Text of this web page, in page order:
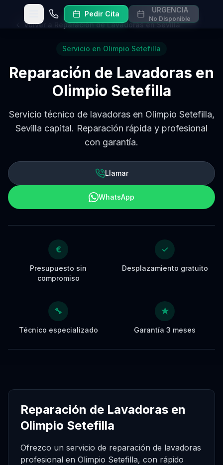
Abrir menú
Llamar Pedir Cita URGENCIA
No Disponible
Volver a Reparación de Lavadoras en Sevilla
Servicio en Olimpio Setefilla
Reparación de Lavadoras en
Olimpio Setefilla
Servicio técnico de lavadoras en Olimpio Setefilla,
Sevilla capital. Reparación rápida y profesional
con garantía.
Llamar
WhatsApp
€
Presupuesto sin
compromiso
✓
Desplazamiento gratuito
🔧
Técnico especializado
★
Garantía 3 meses
Reparación de Lavadoras en
Olimpio Setefilla
Ofrezco un servicio de reparación de lavadoras
profesional en Olimpio Setefilla, con rápido